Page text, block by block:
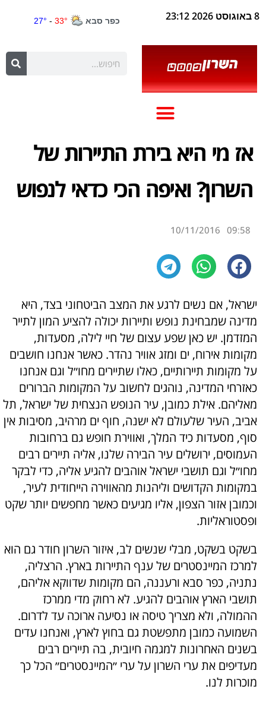
8 באוגוסט 2026 23:12
אז מי היא בירת התיירות של
השרון? ואיפה הכי כדאי לנפוש
09:58
10/11/2016
ישראל, אם נשים לרגע את המצב הביטחוני בצד, היא
מדינה שמבחינת נופש ותיירות יכולה להציע המון לתייר
המזדמן. יש כאן שפע עצום של חיי לילה, מסעדות,
מקומות אירוח, ים ומזג אוויר נהדר. כאשר אנחנו חושבים
על מקומות תיירותיים, כאלו שתיירים מחו״ל וגם אנחנו
כאזרחי המדינה, נוהגים לחשוב על המקומות הברורים
מאליהם. אילת כמובן, עיר הנופש הנצחית של ישראל, תל
אביב, העיר שלעולם לא ישנה, חוף ים מרהיב, מסיבות אין
סוף, מסעדות כיד המלך, ואווירת חופש גם ברחובות
העמוסים, ירושלים עיר הבירה שלנו, אליה תיירים רבים
מחו״ל וגם תושבי ישראל אוהבים להגיע אליה, כדי לבקר
במקומות הקדושים וליהנות מהאווירה הייחודית לעיר,
וכמובן אזור הצפון, אליו מגיעים כאשר מחפשים יותר שקט
ופסטוראליות.
בשקט בשקט, מבלי שנשים לב, איזור השרון חודר גם הוא
למרכז המיינסטרים של ענף התיירות בארץ. הרצליה,
נתניה, כפר סבא ורעננה, הם מקומות שדווקא אליהם,
תושבי הארץ אוהבים להגיע. לא רחוק מדי ממרכז
ההמולה, ולא מצריך טיסה או נסיעה ארוכה עד לדרום.
השמועה כמובן מתפשטת גם בחוץ לארץ, ואנחנו עדים
בשנים האחרונות למגמה חיובית, בה תיירים רבים
מעדיפים את ערי השרון על ערי ״המיינסטרים״ הכל כך
מוכרות לנו.